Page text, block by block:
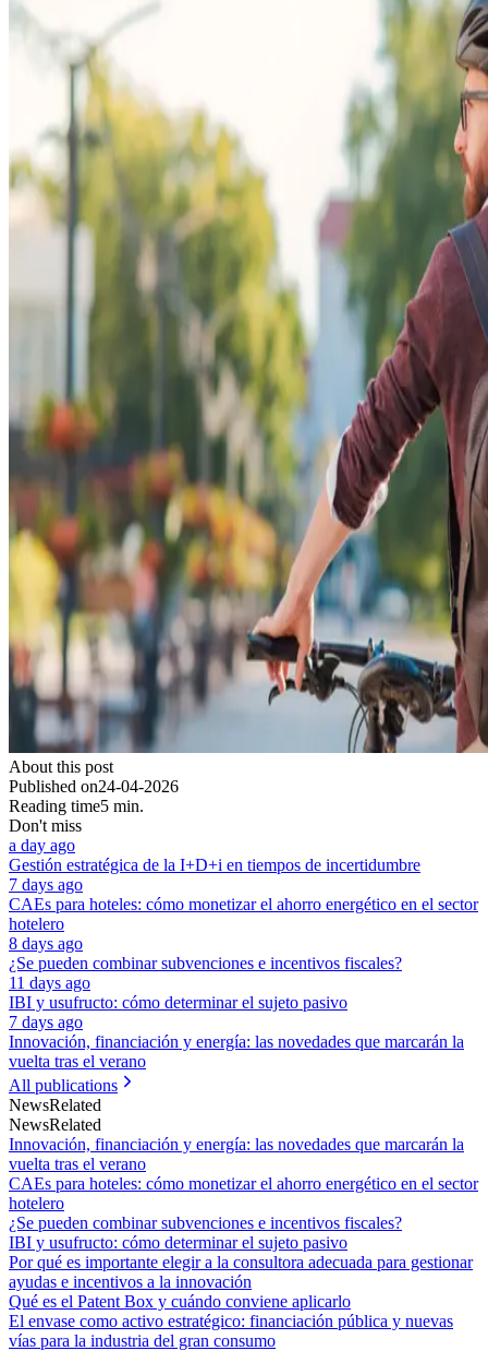
About this post
Published on24-04-2026
Reading time5 min.
Don't miss
a day ago
Gestión estratégica de la I+D+i en tiempos de incertidumbre
7 days ago
CAEs para hoteles: cómo monetizar el ahorro energético en el sector
hotelero
8 days ago
¿Se pueden combinar subvenciones e incentivos fiscales?
11 days ago
IBI y usufructo: cómo determinar el sujeto pasivo
7 days ago
Innovación, financiación y energía: las novedades que marcarán la
vuelta tras el verano
All publications
NewsRelated
NewsRelated
Innovación, financiación y energía: las novedades que marcarán la
vuelta tras el verano
CAEs para hoteles: cómo monetizar el ahorro energético en el sector
hotelero
¿Se pueden combinar subvenciones e incentivos fiscales?
IBI y usufructo: cómo determinar el sujeto pasivo
Por qué es importante elegir a la consultora adecuada para gestionar
ayudas e incentivos a la innovación
Qué es el Patent Box y cuándo conviene aplicarlo
El envase como activo estratégico: financiación pública y nuevas
vías para la industria del gran consumo